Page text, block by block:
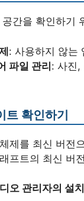
간을 확인하기
: 사용하지 않는
파일 관리: 사진,
트 확인하기
제를 최신 버전
프트의 최신 버
오 관리자의 설